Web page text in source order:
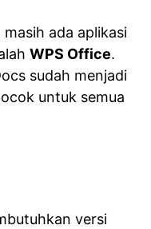
ada aplikasi
WPS Office.
sudah menjadi
untuk semua
versi